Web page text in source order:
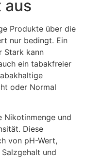
aus
Produkte über die
nur bedingt. Ein
Stark kann
ein tabakfreier
oder Normal
Nikotinmenge und
Diese
von pH-Wert,
und